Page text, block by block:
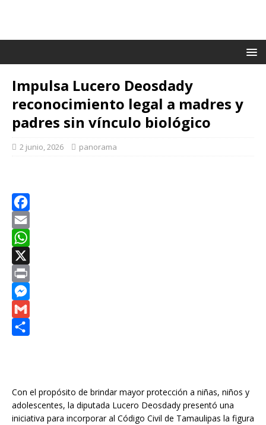
Impulsa Lucero Deosdady
reconocimiento legal a madres y
padres sin vínculo biológico
2 junio, 2026 panorama
F
a
c
e
b
o
o
E
m
a
W
h
a
t
s
X
P
rM
e
n
g
G
lp
a
Con el propósito de brindar mayor protección a niñas, niños y
adolescentes, la diputada Lucero Deosdady presentó una
iniciativa para incorporar al Código Civil de Tamaulipas la figura